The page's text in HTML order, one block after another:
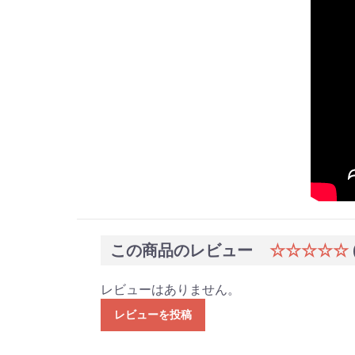
この商品のレビュー ☆☆☆☆☆
レビューはありません。
レビューを投稿